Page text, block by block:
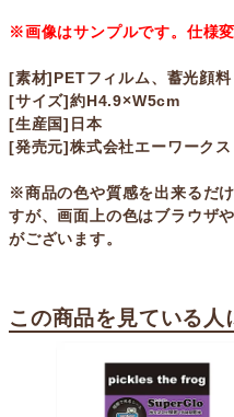
※画像はサンプルです。仕様
[素材]PETフィルム、蓄光顔料
[サイズ]約H4.9×W5cm
[生産国]日本
[発売元]株式会社エーワークス
※商品の色や質感を出来るだ
すが、画面上の色はブラウザ
がございます。
この商品を見ている人